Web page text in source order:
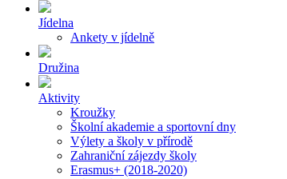
Jídelna
Ankety v jídelně
Družina
Aktivity
Kroužky
Školní akademie a sportovní dny
Výlety a školy v přírodě
Zahraniční zájezdy školy
Erasmus+ (2018-2020)